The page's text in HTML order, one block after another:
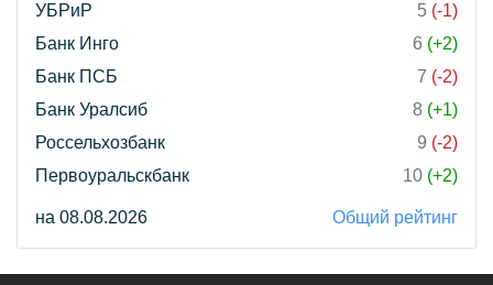
УБРиР
5 (-1)
Банк Инго
6 (+2)
Банк ПСБ
7 (-2)
Банк Уралсиб
8 (+1)
Россельхозбанк
9 (-2)
Первоуральскбанк
10 (+2)
на 08.08.2026 Общий рейтинг